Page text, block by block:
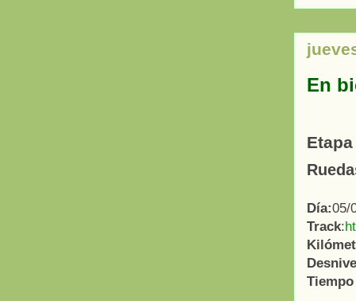
En
Día:05/
Track: